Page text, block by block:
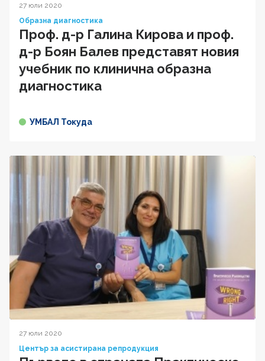
27 юли 2020
Образна диагностика
Проф. д-р Галина Кирова и проф.
д-р Боян Балев представят новия
учебник по клинична образна
диагностика
УМБАЛ Токуда
27 юли 2020
Център за асистирана репродукция